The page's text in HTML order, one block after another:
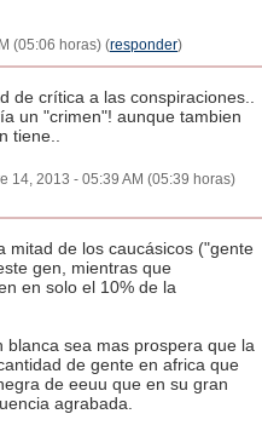
(05:06 horas) (responder)
de crítica a las conspiraciones..
un "crimen"! aunque tambien
tiene..
14, 2013 - 05:39 AM (05:39 horas)
mitad de los caucásicos ("gente
gen, mientras que
en solo el 10% de la
sea mas prospera que la
de gente en africa que
de eeuu que en su gran
agrabada.